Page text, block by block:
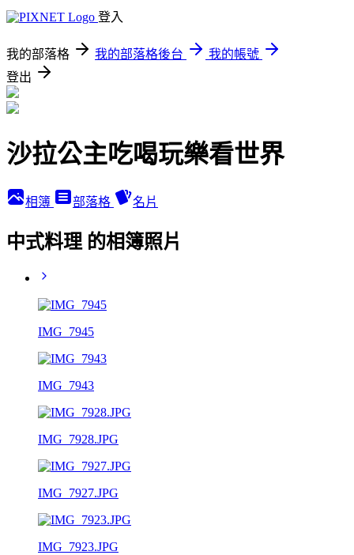
登入
我的部落格 我的部落格後台
我的帳號
登出
沙拉公主吃喝玩樂看世界
相簿 部落格 名片
中式料理 的相簿照片
IMG_7945
IMG_7943
IMG_7928.JPG
IMG_7927.JPG
IMG_7923.JPG